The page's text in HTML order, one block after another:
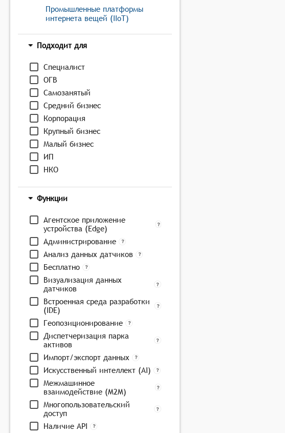
Промышленные платформы
интернета вещей (IIoT)
Подходит для
Специалист
ОГВ
Самозанятый
Средний бизнес
Корпорация
Крупный бизнес
Малый бизнес
ИП
НКО
Функции
Агентское приложение
устройства (Edge)
Администрирование
Анализ данных датчиков
Бесплатно
Визуализация данных
датчиков
Встроенная среда разработки
(IDE)
Геопозиционирование
Диспетчеризация парка
активов
Импорт/экспорт данных
Искусственный интеллект (AI)
Межмашинное
взаимодействие (M2M)
Многопользовательский
доступ
Наличие API